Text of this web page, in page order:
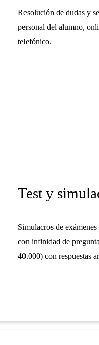
Resolución de dudas y
personal del alumno,
telefónico.
Test y
Simulacros de
con infinidad de
40.000) con respuestas